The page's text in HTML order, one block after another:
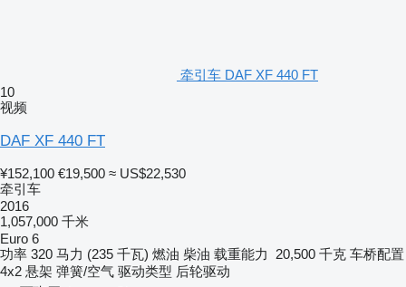
牵引车 DAF XF 440 FT
10
视频
DAF XF 440 FT
¥152,100 €19,500 ≈ US$22,530
牵引车
2016
1,057,000 千米
Euro 6
功率 320 马力 (235 千瓦) 燃油 柴油 载重能力 20,500 千克 车桥配置
4x2 悬架 弹簧/空气 驱动类型 后轮驱动